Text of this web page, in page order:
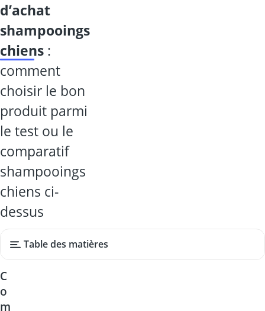
d’achat
shampooings
chiens :
comment
choisir le bon
produit parmi
le test ou le
comparatif
shampooings
chiens ci-
dessus
Table des matières
C
o
m